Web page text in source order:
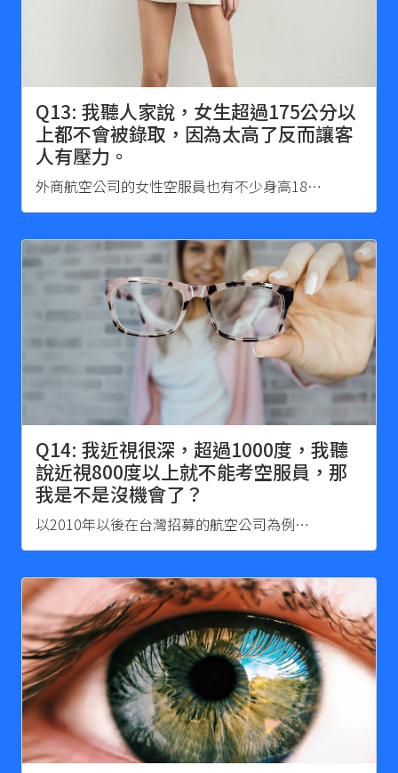
Q13: 我聽人家說，女生超過175公分以
上都不會被錄取，因為太高了反而讓客
人有壓力。
外商航空公司的女性空服員也有不少身高18…
Q14: 我近視很深，超過1000度，我聽
說近視800度以上就不能考空服員，那
我是不是沒機會了？
以2010年以後在台灣招募的航空公司為例…